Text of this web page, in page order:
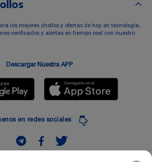
los mejores chollos y ofertas de hoy en tecnología,
verificados y alertas en tiempo real con nuestro
Descargar Nuestra APP
en redes sociales